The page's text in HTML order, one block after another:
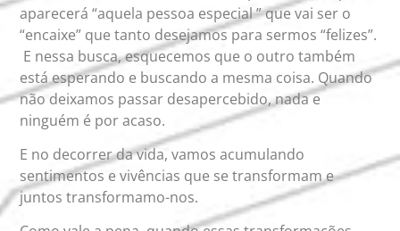
aparecerá “aquela pessoa especial ” que vai ser o
“encaixe” que tanto desejamos para sermos “felizes”.
E nessa busca, esquecemos que o outro também
está esperando e buscando a mesma coisa. Quando
não deixamos passar desapercebido, nada e
ninguém é por acaso.
E no decorrer da vida, vamos acumulando
sentimentos e vivências que se transformam e
juntos transformamo-nos.